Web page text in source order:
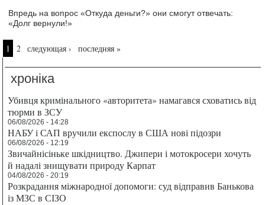
Впредь на вопрос «Откуда деньги?» они смогут отвечать:
«Долг вернули!»
Страницы
1 2 следующая › последняя »
хроніка
Убивця кримінального «авторитета» намагався сховатись від
тюрми в ЗСУ
06/08/2026 - 14:28
НАБУ і САП вручили експослу в США нові підозри
06/08/2026 - 12:19
Звичайнісіньке шкідництво. Джипери і мотокросери хочуть
й надалі знищувати природу Карпат
04/08/2026 - 20:19
Розкрадання міжнародної допомоги: суд відправив Банькова
із МЗС в СІЗО